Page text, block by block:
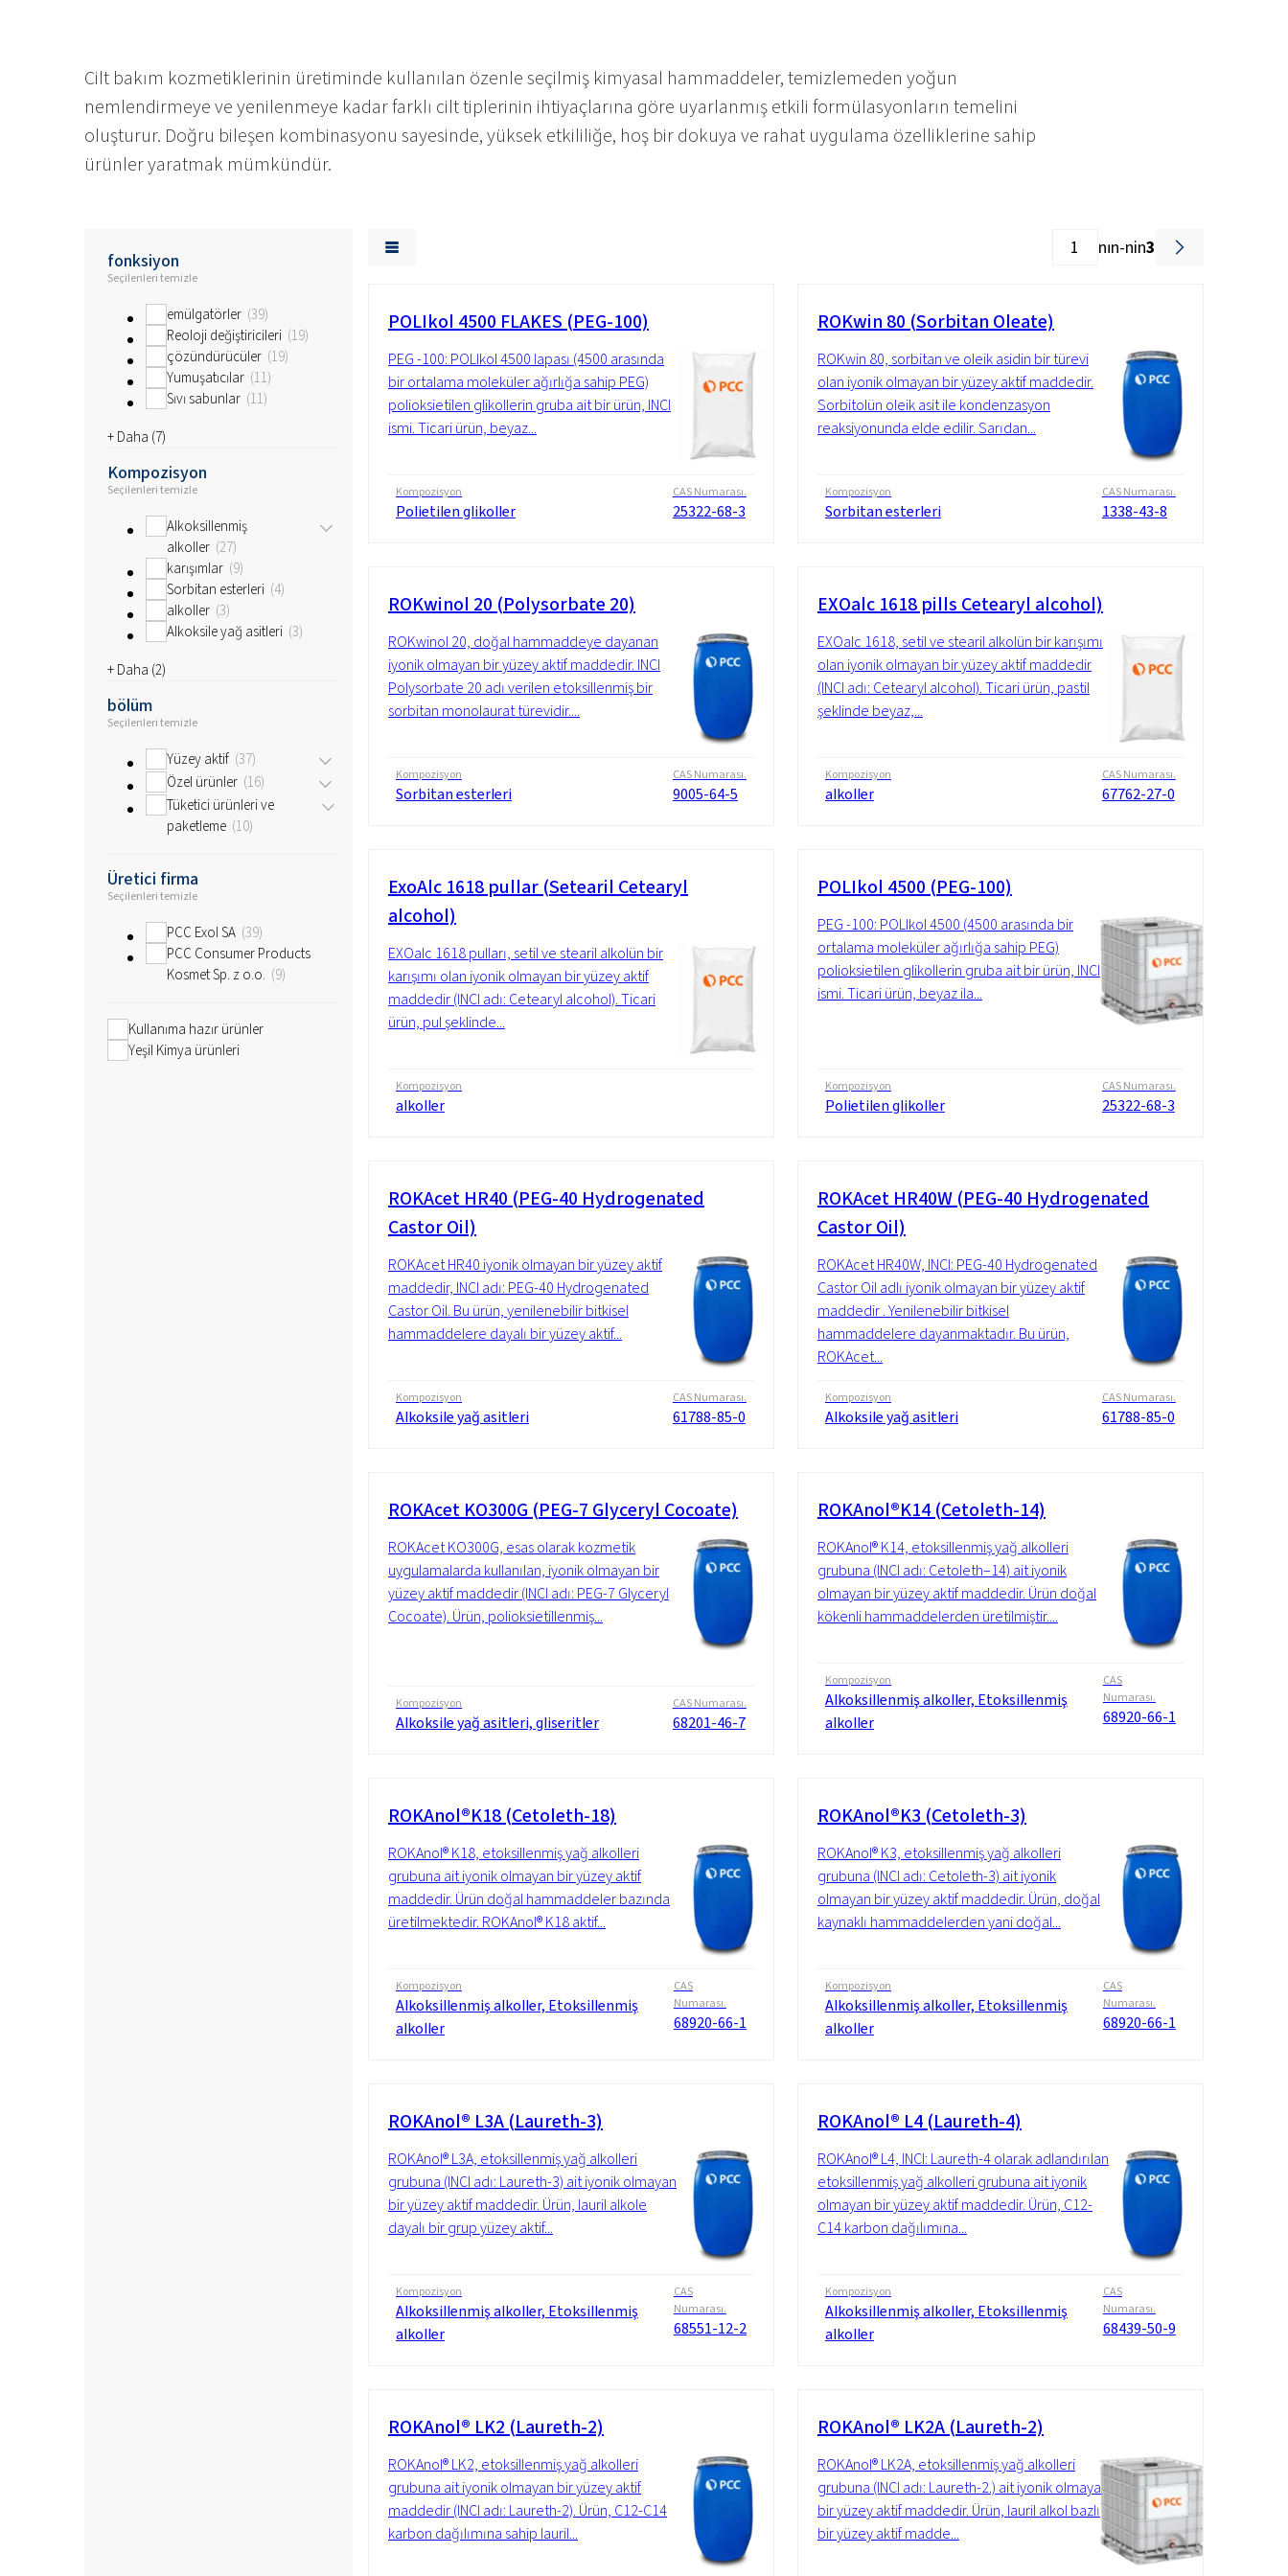
Cilt bakım kozmetiklerinin üretiminde kullanılan özenle seçilmiş kimyasal hammaddeler, temizlemeden yoğun
nemlendirmeye ve yenilenmeye kadar farklı cilt tiplerinin ihtiyaçlarına göre uyarlanmış etkili formülasyonların temelini
oluşturur. Doğru bileşen kombinasyonu sayesinde, yüksek etkililiğe, hoş bir dokuya ve rahat uygulama özelliklerine sahip
ürünler yaratmak mümkündür.
fonksiyon
Seçilenleri temizle
emülgatörler 39
Reoloji değiştiricileri 19
çözündürücüler 19
Yumuşatıcılar 11
Sıvı sabunlar 11
+ Daha (7)
Kompozisyon
Seçilenleri temizle
Alkoksillenmiş
alkoller 27
karışımlar 9
Sorbitan esterleri 4
alkoller 3
Alkoksile yağ asitleri 3
+ Daha (2)
bölüm
Seçilenleri temizle
Yüzey aktif 37
Özel ürünler 16
Tüketici ürünleri ve
paketleme 10
Üretici firma
Seçilenleri temizle
PCC Exol SA 39
PCC Consumer Products
Kosmet Sp. z o.o. 9
Kullanıma hazır ürünler
Yeşil Kimya ürünleri
nın-nin3
POLIkol 4500 FLAKES (PEG-100)
PEG -100: POLIkol 4500 lapası (4500 arasında
bir ortalama moleküler ağırlığa sahip PEG)
polioksietilen glikollerin gruba ait bir ürün, INCI
ismi. Ticari ürün, beyaz...
Kompozisyon
Polietilen glikoller
CAS Numarası.
25322-68-3
ROKwin 80 (Sorbitan Oleate)
ROKwin 80, sorbitan ve oleik asidin bir türevi
olan iyonik olmayan bir yüzey aktif maddedir.
Sorbitolün oleik asit ile kondenzasyon
reaksiyonunda elde edilir. Sarıdan...
Kompozisyon
Sorbitan esterleri
CAS Numarası.
1338-43-8
ROKwinol 20 (Polysorbate 20)
ROKwinol 20, doğal hammaddeye dayanan
iyonik olmayan bir yüzey aktif maddedir. INCI
Polysorbate 20 adı verilen etoksillenmiş bir
sorbitan monolaurat türevidir....
Kompozisyon
Sorbitan esterleri
CAS Numarası.
9005-64-5
EXOalc 1618 pills Cetearyl alcohol)
EXOalc 1618, setil ve stearil alkolün bir karışımı
olan iyonik olmayan bir yüzey aktif maddedir
(INCI adı: Cetearyl alcohol). Ticari ürün, pastil
şeklinde beyaz,...
Kompozisyon
alkoller
CAS Numarası.
67762-27-0
ExoAlc 1618 pullar (Setearil Cetearyl
alcohol)
EXOalc 1618 pulları, setil ve stearil alkolün bir
karışımı olan iyonik olmayan bir yüzey aktif
maddedir (INCI adı: Cetearyl alcohol). Ticari
ürün, pul şeklinde...
Kompozisyon
alkoller
POLIkol 4500 (PEG-100)
PEG -100: POLIkol 4500 (4500 arasında bir
ortalama moleküler ağırlığa sahip PEG)
polioksietilen glikollerin gruba ait bir ürün, INCI
ismi. Ticari ürün, beyaz ila...
Kompozisyon
Polietilen glikoller
CAS Numarası.
25322-68-3
ROKAcet HR40 (PEG-40 Hydrogenated
Castor Oil)
ROKAcet HR40 iyonik olmayan bir yüzey aktif
maddedir, INCI adı: PEG-40 Hydrogenated
Castor Oil. Bu ürün, yenilenebilir bitkisel
hammaddelere dayalı bir yüzey aktif...
Kompozisyon
Alkoksile yağ asitleri
CAS Numarası.
61788-85-0
ROKAcet HR40W (PEG-40 Hydrogenated
Castor Oil)
ROKAcet HR40W, INCI: PEG-40 Hydrogenated
Castor Oil adlı iyonik olmayan bir yüzey aktif
maddedir . Yenilenebilir bitkisel
hammaddelere dayanmaktadır. Bu ürün,
ROKAcet...
Kompozisyon
Alkoksile yağ asitleri
CAS Numarası.
61788-85-0
ROKAcet KO300G (PEG-7 Glyceryl Cocoate)
ROKAcet KO300G, esas olarak kozmetik
uygulamalarda kullanılan, iyonik olmayan bir
yüzey aktif maddedir (INCI adı: PEG-7 Glyceryl
Cocoate). Ürün, polioksietillenmiş...
Kompozisyon
Alkoksile yağ asitleri, gliseritler
CAS Numarası.
68201-46-7
ROKAnol®K14 (Cetoleth-14)
ROKAnol® K14, etoksillenmiş yağ alkolleri
grubuna (INCI adı: Cetoleth–14) ait iyonik
olmayan bir yüzey aktif maddedir. Ürün doğal
kökenli hammaddelerden üretilmiştir....
Kompozisyon
Alkoksillenmiş alkoller, Etoksillenmiş
alkoller
CAS
Numarası.
68920-66-1
ROKAnol®K18 (Cetoleth-18)
ROKAnol® K18, etoksillenmiş yağ alkolleri
grubuna ait iyonik olmayan bir yüzey aktif
maddedir. Ürün doğal hammaddeler bazında
üretilmektedir. ROKAnol® K18 aktif...
Kompozisyon
Alkoksillenmiş alkoller, Etoksillenmiş
alkoller
CAS
Numarası.
68920-66-1
ROKAnol®K3 (Cetoleth-3)
ROKAnol® K3, etoksillenmiş yağ alkolleri
grubuna (INCI adı: Cetoleth-3) ait iyonik
olmayan bir yüzey aktif maddedir. Ürün, doğal
kaynaklı hammaddelerden yani doğal...
Kompozisyon
Alkoksillenmiş alkoller, Etoksillenmiş
alkoller
CAS
Numarası.
68920-66-1
ROKAnol® L3A (Laureth-3)
ROKAnol® L3A, etoksillenmiş yağ alkolleri
grubuna (INCI adı: Laureth-3) ait iyonik olmayan
bir yüzey aktif maddedir. Ürün, lauril alkole
dayalı bir grup yüzey aktif...
Kompozisyon
Alkoksillenmiş alkoller, Etoksillenmiş
alkoller
CAS
Numarası.
68551-12-2
ROKAnol® L4 (Laureth-4)
ROKAnol® L4, INCI: Laureth-4 olarak adlandırılan
etoksillenmiş yağ alkolleri grubuna ait iyonik
olmayan bir yüzey aktif maddedir. Ürün, C12-
C14 karbon dağılımına...
Kompozisyon
Alkoksillenmiş alkoller, Etoksillenmiş
alkoller
CAS
Numarası.
68439-50-9
ROKAnol® LK2 (Laureth-2)
ROKAnol® LK2, etoksillenmiş yağ alkolleri
grubuna ait iyonik olmayan bir yüzey aktif
maddedir (INCI adı: Laureth-2). Ürün, C12-C14
karbon dağılımına sahip lauril...
ROKAnol® LK2A (Laureth-2)
ROKAnol® LK2A, etoksillenmiş yağ alkolleri
grubuna (INCI adı: Laureth-2.) ait iyonik olmayan
bir yüzey aktif maddedir. Ürün, lauril alkol bazlı
bir yüzey aktif madde...